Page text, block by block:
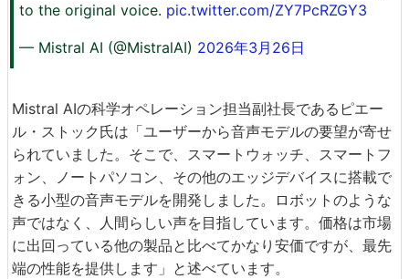
to the original voice. pic.twitter.com/ZY7PcRZGY3
— Mistral AI (@MistralAI) 2026年3月26日
Mistral AIの科学オペレーション担当副社長であるピエー
ル・ストック氏は「ユーザーから音声モデルの要望が寄せ
られていました。そこで、スマートウォッチ、スマートフ
ォン、ノートパソコン、その他のエッジデバイスに搭載で
きる小型の音声モデルを開発しました。ロボットのような
声ではなく、人間らしい声を目指しています。価格は市場
に出回っている他の製品と比べてかなり安価ですが、最先
端の性能を提供します」と述べています。